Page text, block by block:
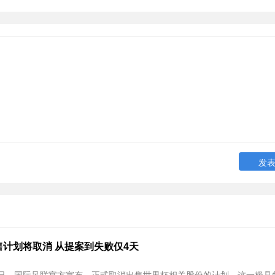
计划将取消 从提案到失败仅4天